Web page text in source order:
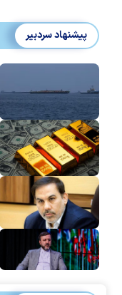
پیشنهاد سردبیر